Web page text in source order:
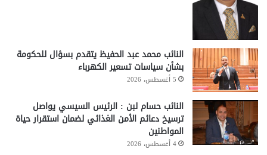
النائب محمد عبد الحفيظ يتقدم بسؤال للحكومة
بشأن سياسات تسعير الكهرباء
5 أغسطس، 2026
النائب حسام لبن : الرئيس السيسي يواصل
ترسيخ دعائم الأمن الغذائي لضمان استقرار حياة
المواطنين
4 أغسطس، 2026